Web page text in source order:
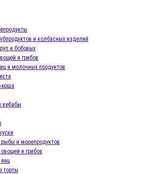
и колбасных изделий
и бобовых
и грибов
и молочных продуктов
кебабы
рыбы и морепродуктов
и грибов
торты